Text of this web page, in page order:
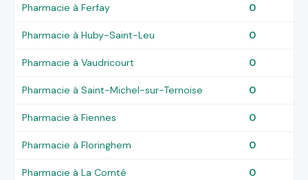
Pharmacie à Ferfay 0
Pharmacie à Huby-Saint-Leu 0
Pharmacie à Vaudricourt 0
Pharmacie à Saint-Michel-sur-Ternoise 0
Pharmacie à Fiennes 0
Pharmacie à Floringhem 0
Pharmacie à La Comté 0